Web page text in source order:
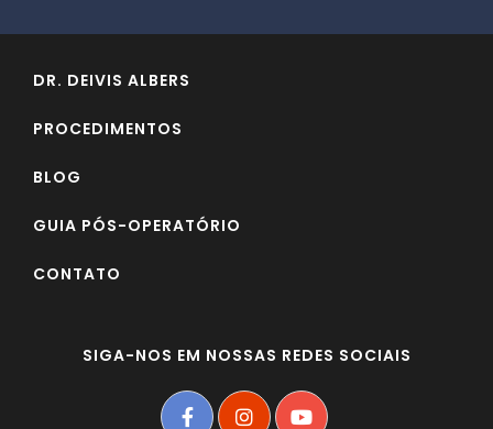
DR. DEIVIS ALBERS
PROCEDIMENTOS
BLOG
GUIA PÓS-OPERATÓRIO
CONTATO
SIGA-NOS EM NOSSAS REDES SOCIAIS